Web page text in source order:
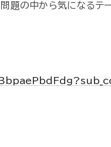
問題の中から気になる